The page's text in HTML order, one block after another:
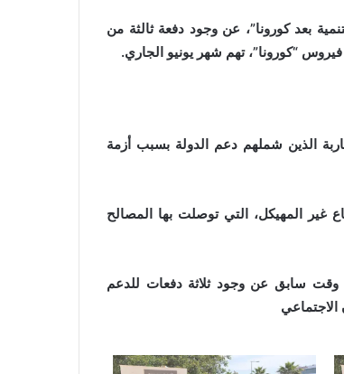
بعد كورونا”، عن وجود دفعة ثالثة من
“كورونا”، تهم شهر يونيو الجاري.
الذين شملهم دعم الدولة بسبب أزمة
غير المهيكل، التي توصلت بها المصالح
وقت سابق عن وجود ثلاثة دفعات للدعم